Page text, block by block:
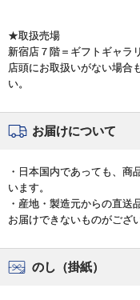
★取扱売場
新宿店７階＝ギフトギャラ
店頭にお取扱いがない場合
い。
お届けについて
・日本国内であっても、商
います。
・産地・製造元からの直送
お届けできないものがござ
のし（掛紙）